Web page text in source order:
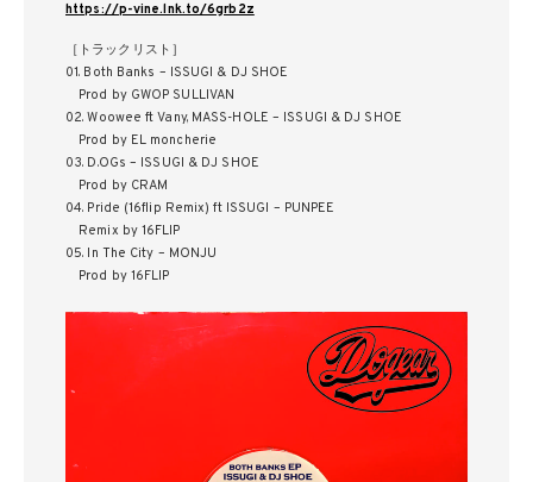
https://p-vine.lnk.to/6grb2z
［トラックリスト］
01. Both Banks – ISSUGI & DJ SHOE
Prod by GWOP SULLIVAN
02. Woowee ft Vany, MASS-HOLE – ISSUGI & DJ SHOE
Prod by EL moncherie
03. D.OGs – ISSUGI & DJ SHOE
Prod by CRAM
04. Pride (16flip Remix) ft ISSUGI – PUNPEE
Remix by 16FLIP
05. In The City – MONJU
Prod by 16FLIP